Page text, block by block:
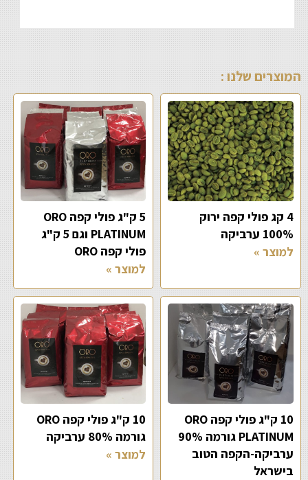
המוצרים שלנו :
4 קג פולי קפה ירוק
100% ערביקה
למוצר »
5 ק"ג פולי קפה ORO
PLATINUM וגם 5 ק"ג
פולי קפה ORO
למוצר »
10 ק"ג פולי קפה ORO
PLATINUM גורמה 90%
ערביקה-הקפה הטוב
בישראל
10 ק"ג פולי קפה ORO
גורמה 80% ערביקה
למוצר »